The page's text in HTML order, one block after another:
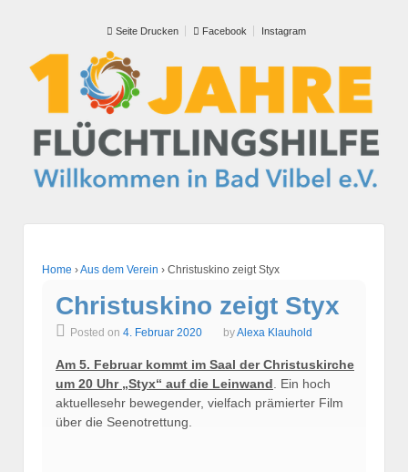
Seite Drucken Facebook Instagram
Home ›Aus dem Verein › Christuskino zeigt Styx
Christuskino zeigt Styx
Posted on 4. Februar 2020 byAlexa Klauhold
Am 5. Februar kommt im Saal der Christuskirche
um 20 Uhr „Styx“ auf die Leinwand . Ein hoch
aktuellesehr bewegender, vielfach prämierter Film
über die Seenotrettung.